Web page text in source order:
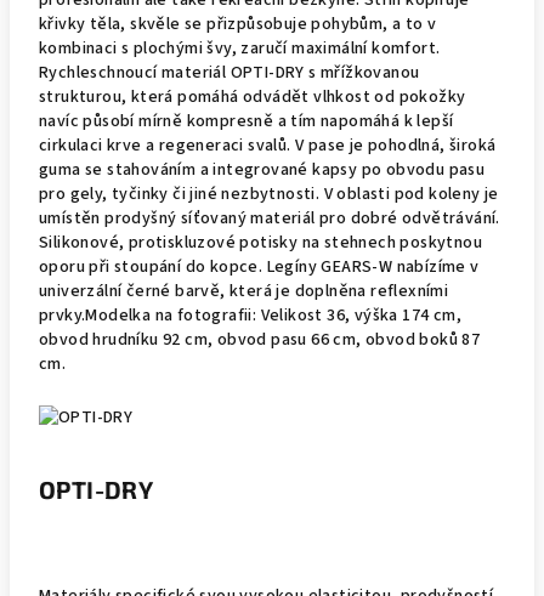
křivky těla, skvěle se přizpůsobuje pohybům, a to v
kombinaci s plochými švy, zaručí maximální komfort.
Rychleschnoucí materiál OPTI-DRY s mřížkovanou
strukturou, která pomáhá odvádět vlhkost od pokožky
navíc působí mírně kompresně a tím napomáhá k lepší
cirkulaci krve a regeneraci svalů. V pase je pohodlná, široká
guma se stahováním a integrované kapsy po obvodu pasu
pro gely, tyčinky či jiné nezbytnosti. V oblasti pod koleny je
umístěn prodyšný síťovaný materiál pro dobré odvětrávání.
Silikonové, protiskluzové potisky na stehnech poskytnou
oporu při stoupání do kopce. Legíny GEARS-W nabízíme v
univerzální černé barvě, která je doplněna reflexními
prvky.Modelka na fotografii: Velikost 36, výška 174 cm,
obvod hrudníku 92 cm, obvod pasu 66 cm, obvod boků 87
cm.
OPTI-DRY